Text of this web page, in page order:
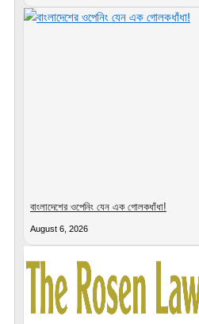
বাংলাদেশের ওপেনিং যেন এক গোলকধাঁধা!
August 6, 2026